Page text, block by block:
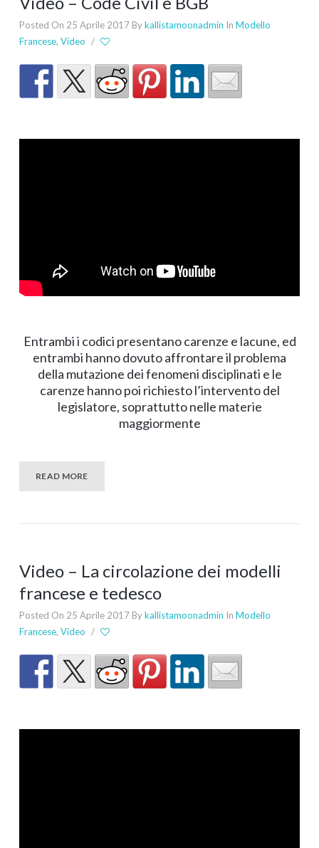
Posted On 25 Aprile 2017 Bykallistamoonadmin In Modello
Francese, Video /
Entrambi i codici presentano carenze e lacune, ed
entrambi hanno dovuto affrontare il problema
della mutazione dei fenomeni disciplinati e le
carenze hanno poi richiesto l’intervento del
legislatore, soprattutto nelle materie
maggiormente
READ MORE
Video – La circolazione dei modelli
francese e tedesco
Posted On 25 Aprile 2017 Bykallistamoonadmin In Modello
Francese, Video /